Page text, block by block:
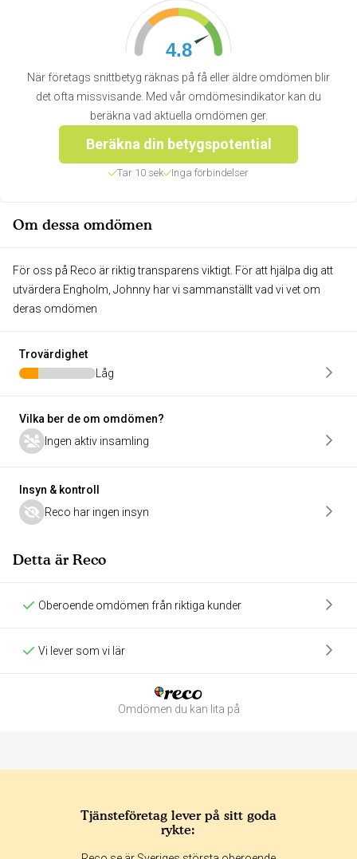
4.8
När företags snittbetyg räknas på få eller äldre omdömen blir
det ofta missvisande. Med vår omdömesindikator kan du
beräkna vad aktuella omdömen ger.
Beräkna din betygspotential
Tar 10 sek Inga förbindelser
Om dessa omdömen
För oss på Reco är riktig transparens viktigt. För att hjälpa dig att
utvärdera Engholm, Johnny har vi sammanställt vad vi vet om
deras omdömen
Trovärdighet
Låg
Vilka ber de om omdömen?
Ingen aktiv insamling
Insyn & kontroll
Reco har ingen insyn
Detta är Reco
Oberoende omdömen från riktiga kunder
Vi lever som vi lär
Omdömen du kan lita på
Tjänsteföretag lever på sitt goda
rykte: